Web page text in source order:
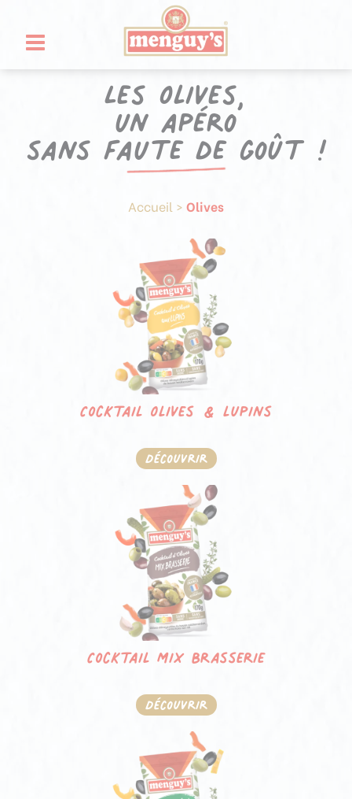
contenu
Les Olives,
un apéro
sans faute de goût !
Accueil > Olives
Cocktail Olives & lupins
Découvrir
Cocktail Mix Brasserie
Découvrir
Panneau de gestion des cookies